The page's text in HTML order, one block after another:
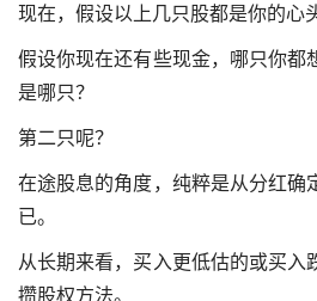
现在，假设以上几只股都是你的心
假设你现在还有些现金，哪只你都
是哪只？
第二只呢？
在途股息的角度，纯粹是从分红确
已。
从长期来看，买入更低估的或买入
攒股权方法。